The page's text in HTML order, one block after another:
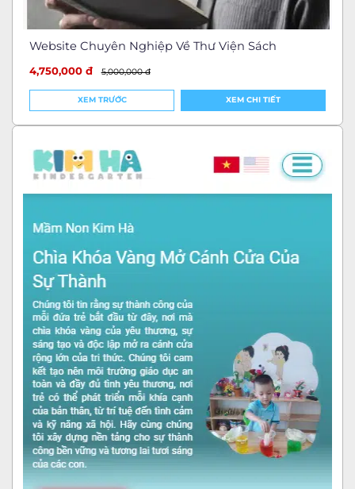
Website Chuyên Nghiệp Về Thư Viện Sách
4,750,000 đ 5,000,000 đ
XEM TRƯỚC XEM CHI TIẾT